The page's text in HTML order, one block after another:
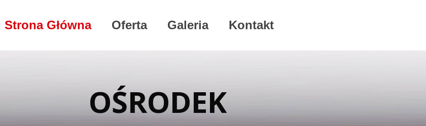
Strona Główna Oferta Galeria Kontakt
OŚRODEK